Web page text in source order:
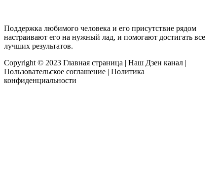
Поддержка любимого человека и его присутствие рядом
настраивают его на нужный лад, и помогают достигать все
лучших результатов.
Copyright © 2023 Главная страница | Наш Дзен канал |
Пользовательское соглашение | Политика
конфиденциальности